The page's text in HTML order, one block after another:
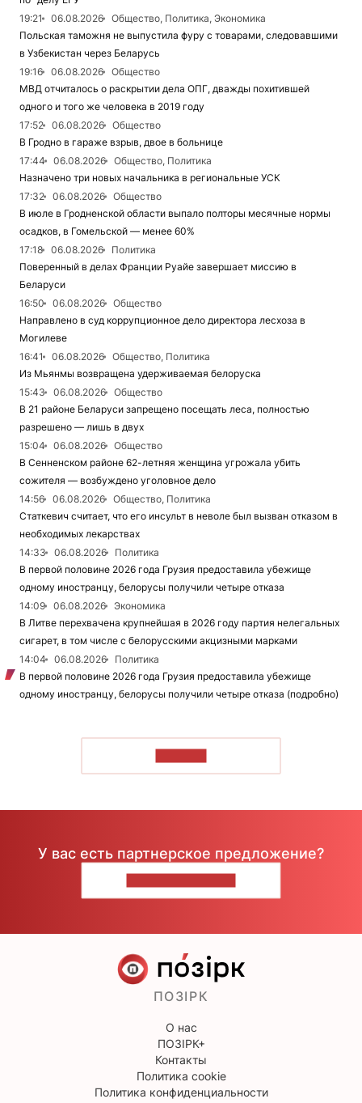
19:21
06.08.2026
Общество, Политика, Экономика
Польская таможня не выпустила фуру с товарами, следовавшими
в Узбекистан через Беларусь
19:16
06.08.2026
Общество
МВД отчиталось о раскрытии дела ОПГ, дважды похитившей
одного и того же человека в 2019 году
17:52
06.08.2026
Общество
В Гродно в гараже взрыв, двое в больнице
17:44
06.08.2026
Общество, Политика
Назначено три новых начальника в региональные УСК
17:32
06.08.2026
Общество
В июле в Гродненской области выпало полторы месячные нормы
осадков, в Гомельской — менее 60%
17:18
06.08.2026
Политика
Поверенный в делах Франции Руайе завершает миссию в
Беларуси
16:50
06.08.2026
Общество
Направлено в суд коррупционное дело директора лесхоза в
Могилеве
16:41
06.08.2026
Общество, Политика
Из Мьянмы возвращена удерживаемая белоруска
15:43
06.08.2026
Общество
В 21 районе Беларуси запрещено посещать леса, полностью
разрешено — лишь в двух
15:04
06.08.2026
Общество
В Сенненском районе 62-летняя женщина угрожала убить
сожителя — возбуждено уголовное дело
14:56
06.08.2026
Общество, Политика
Статкевич считает, что его инсульт в неволе был вызван отказом в
необходимых лекарствах
14:33
06.08.2026
Политика
В первой половине 2026 года Грузия предоставила убежище
одному иностранцу, белорусы получили четыре отказа
14:09
06.08.2026
Экономика
В Литве перехвачена крупнейшая в 2026 году партия нелегальных
сигарет, в том числе с белорусскими акцизными марками
14:04
06.08.2026
Политика
В первой половине 2026 года Грузия предоставила убежище
одному иностранцу, белорусы получили четыре отказа (подробно)
У вас есть партнерское предложение?
ПОЗІРК
О нас
ПОЗІРК+
Контакты
Политика cookie
Политика конфиденциальности